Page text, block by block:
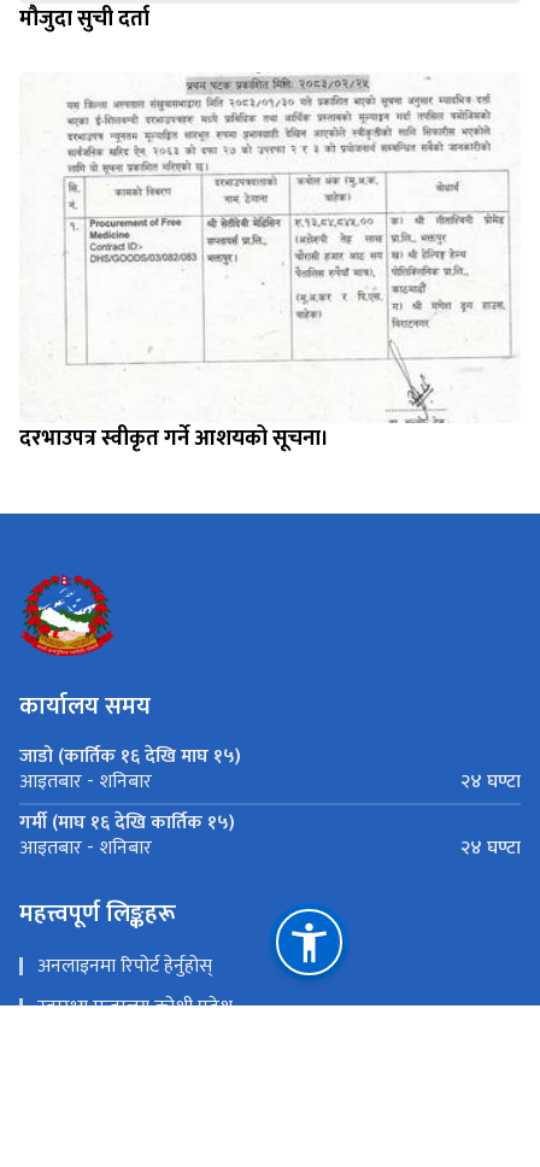
मौजुदा सुची दर्ता
दरभाउपत्र स्वीकृत गर्ने आशयको सूचना।
कार्यालय समय
जाडो (कार्तिक १६ देखि माघ १५)
आइतबार - शनिबार
२४ घण्टा
गर्मी (माघ १६ देखि कार्तिक १५)
आइतबार - शनिबार २४ घण्टा
महत्त्वपूर्ण लिङ्कहरू
अनलाइनमा रिपोर्ट हेर्नुहोस्
स्वास्थ्य मन्त्रालय कोशी प्रदेश